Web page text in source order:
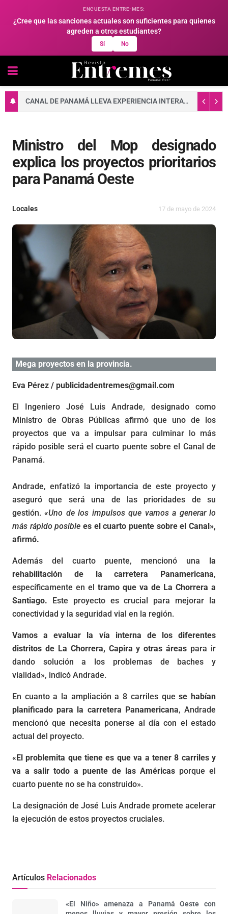
ENCUESTA ENTRE-MES:
¿Cree que las sanciones actuales son suficientes para quienes
agreden a otros estudiantes?
Sí No
CANAL DE PANAMÁ LLEVA EXPERIENCIA INTERACTIVA A FAMILIAS DE ARRAIJÁN
Ministro del Mop designado
explica los proyectos prioritarios
para Panamá Oeste
Locales 17 de mayo de 2024
Mega proyectos en la provincia.
Eva Pérez / publicidadentremes@gmail.com
El Ingeniero José Luis Andrade, designado como
Ministro de Obras Públicas afirmó que uno de los
proyectos que va a impulsar para culminar lo más
rápido posible será el cuarto puente sobre el Canal de
Panamá.
Andrade, enfatizó la importancia de este proyecto y
aseguró que será una de las prioridades de su
gestión. «Uno de los impulsos que vamos a generar lo
más rápido posible es el cuarto puente sobre el Canal»,
afirmó.
Además del cuarto puente, mencionó una la
rehabilitación de la carretera Panamericana,
específicamente en el tramo que va de La Chorrera a
Santiago. Este proyecto es crucial para mejorar la
conectividad y la seguridad vial en la región.
Vamos a evaluar la vía interna de los diferentes
distritos de La Chorrera, Capira y otras áreas para ir
dando solución a los problemas de baches y
vialidad», indicó Andrade.
En cuanto a la ampliación a 8 carriles quese habían
planificado para la carretera Panamericana, Andrade
mencionó que necesita ponerse al día con el estado
actual del proyecto.
«El problemita que tiene es que va a tener 8 carriles y
va a salir todo a puente de las Américas porque el
cuarto puente no se ha construido».
La designación de José Luis Andrade promete acelerar
la ejecución de estos proyectos cruciales.
Artículos Relacionados
«El Niño» amenaza a Panamá Oeste con